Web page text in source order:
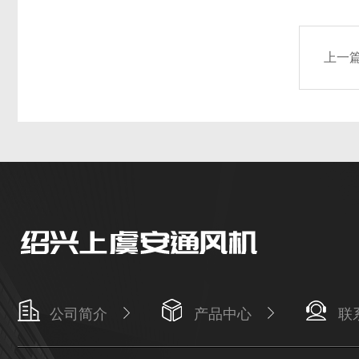
上一
公司简介 产品中心 联